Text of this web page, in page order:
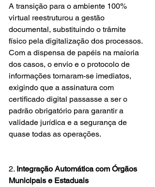
A transição para o ambiente 100%
virtual reestruturou a gestão
documental, substituindo o trâmite
físico pela digitalização dos processos.
Com a dispensa de papéis na maioria
dos casos, o envio e o protocolo de
informações tornaram-se imediatos,
exigindo que a assinatura com
certificado digital passasse a ser o
padrão obrigatório para garantir a
validade jurídica e a segurança de
quase todas as operações.
2. Integração Automática com Órgãos
Municipais e Estaduais